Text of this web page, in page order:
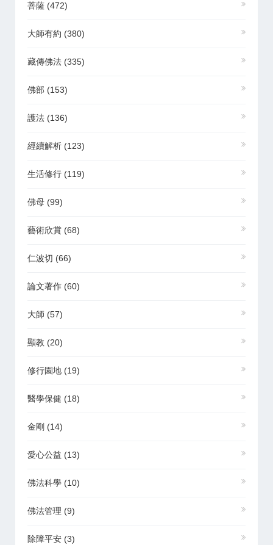
菩薩 (472)
大師有約 (380)
藏傳佛法 (335)
佛部 (153)
護法 (136)
經續解析 (123)
生活修行 (119)
佛母 (99)
藝術欣賞 (68)
仁波切 (66)
論文著作 (60)
大師 (57)
顯教 (20)
修行園地 (19)
醫學保健 (18)
金剛 (14)
愛心公益 (13)
佛法科學 (10)
佛法管理 (9)
除障平安 (3)